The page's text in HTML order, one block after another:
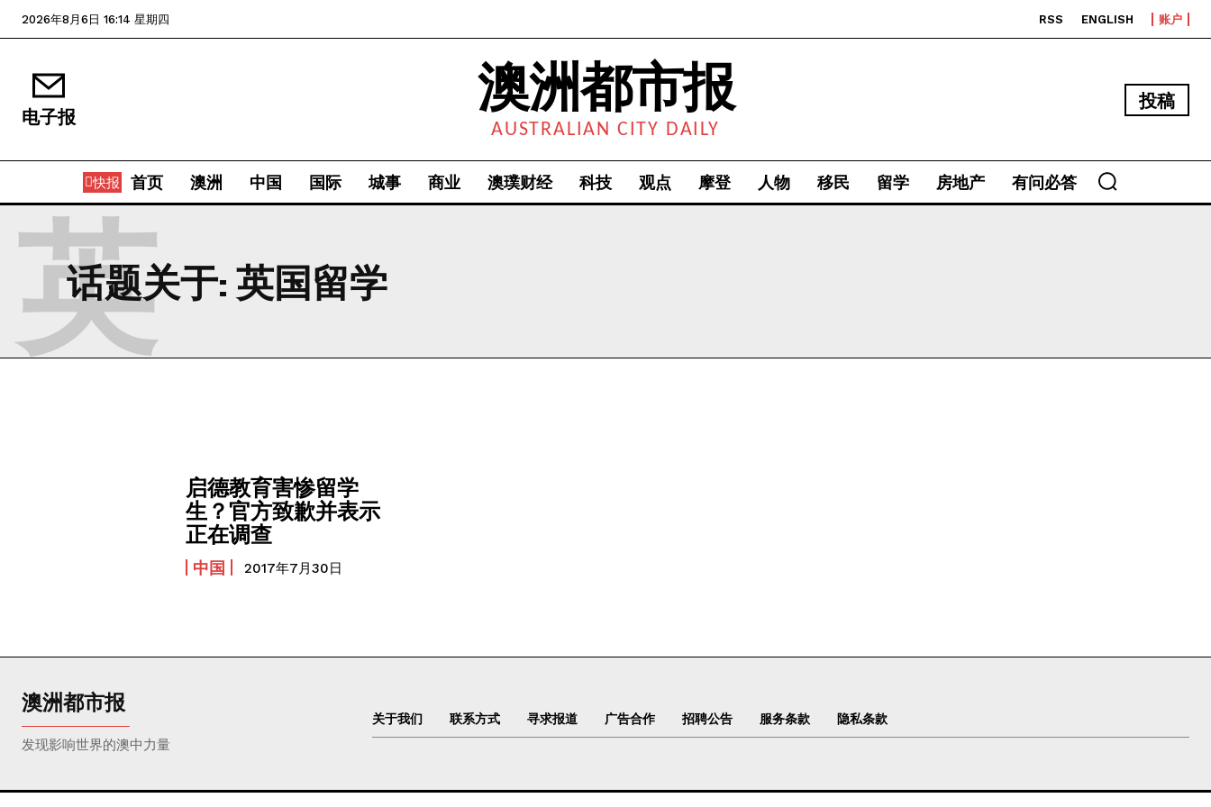
2026年8月6日 16:14 星期四 RSS ENGLISH 账户
电子报 澳洲都市报
AUSTRALIAN CITY DAILY
投稿
快报 首页 澳洲 中国 国际 城事 商业 澳璞财经 科技 观点 摩登 人物 移民 留学 房地产 有问必答
话题关于: 英国留学
英
启德教育害惨留学
生？官方致歉并表示
正在调查
中国 2017年7月30日
澳洲都市报
发现影响世界的澳中力量
关于我们 联系方式 寻求报道 广告合作 招聘公告 服务条款 隐私条款